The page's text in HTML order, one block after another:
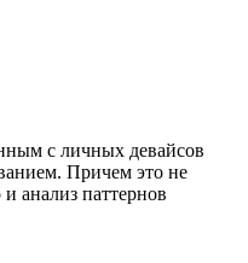
с личных девайсов
Причем это не
анализ паттернов